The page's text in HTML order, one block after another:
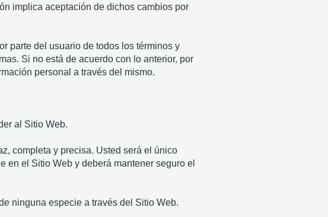
implica aceptación de dichos cambios por
parte del usuario de todos los términos y
Si no está de acuerdo con lo anterior, por
personal a través del mismo.
al Sitio Web.
completa y precisa. Usted será el único
en el Sitio Web y deberá mantener seguro el
ninguna especie a través del Sitio Web.